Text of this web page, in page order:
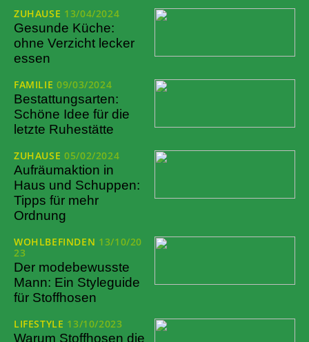
ZUHAUSE 13/04/2024
Gesunde Küche:
ohne Verzicht lecker
essen
FAMILIE 09/03/2024
Bestattungsarten:
Schöne Idee für die
letzte Ruhestätte
ZUHAUSE 05/02/2024
Aufräumaktion in
Haus und Schuppen:
Tipps für mehr
Ordnung
WOHLBEFINDEN 13/10/20
23
Der modebewusste
Mann: Ein Styleguide
für Stoffhosen
LIFESTYLE 13/10/2023
Warum Stoffhosen die